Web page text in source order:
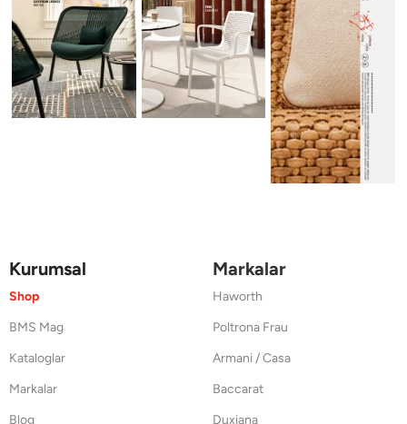
Kurumsal
Shop
BMS Mag
Kataloglar
Markalar
Blog
Markalar
Haworth
Poltrona Frau
Armani / Casa
Baccarat
Duxiana